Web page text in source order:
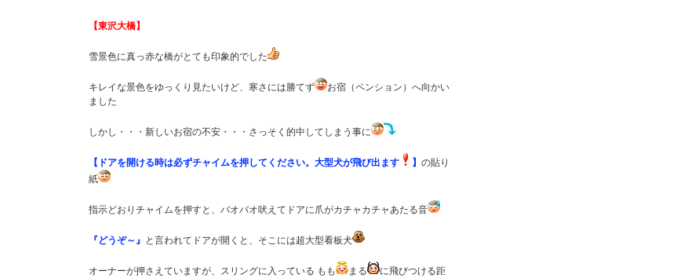
【東沢大橋】
雪景色に真っ赤な橋がとても印象的でした
キレイな景色をゆっくり見たいけど、寒さには勝てず
お宿（ペンション）へ向かい
ました
しかし・・・新しいお宿の不安・・・さっそく的中してしまう事に
【ドアを開ける時は必ずチャイムを押してください。大型犬が飛び出ます 】 の貼り
紙
指示どおりチャイムを押すと、バオバオ吠えてドアに爪がカチャカチャあたる音
『どうぞ～』 と言われてドアが開くと、そこには超大型看板犬
オーナーが押さえていますが、スリングに入っている もも まる
に飛びつける距